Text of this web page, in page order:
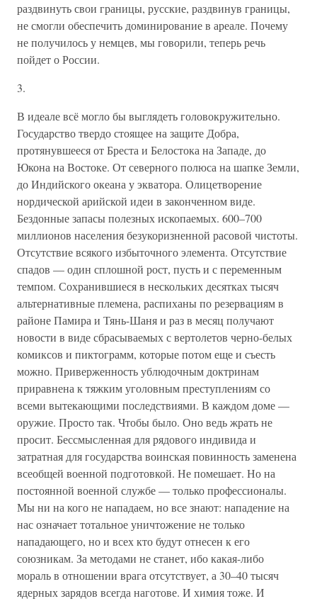
раздвинуть свои границы, русские, раздвинув границы,
не смогли обеспечить доминирование в ареале. Почему
не получилось у немцев, мы говорили, теперь речь
пойдет о России.
3.
В идеале всё могло бы выглядеть головокружительно.
Государство твердо стоящее на защите Добра,
протянувшееся от Бреста и Белостока на Западе, до
Юкона на Востоке. От северного полюса на шапке Земли,
до Индийского океана у экватора. Олицетворение
нордической арийской идеи в законченном виде.
Бездонные запасы полезных ископаемых. 600–700
миллионов населения безукоризненной расовой чистоты.
Отсутствие всякого избыточного элемента. Отсутствие
спадов — один сплошной рост, пусть и с переменным
темпом. Сохранившиеся в нескольких десятках тысяч
альтернативные племена, распиханы по резервациям в
районе Памира и Тянь-Шаня и раз в месяц получают
новости в виде сбрасываемых с вертолетов черно-белых
комиксов и пиктограмм, которые потом еще и съесть
можно. Приверженность ублюдочным доктринам
приравнена к тяжким уголовным преступлениям со
всеми вытекающими последствиями. В каждом доме —
оружие. Просто так. Чтобы было. Оно ведь жрать не
просит. Бессмысленная для рядового индивида и
затратная для государства воинская повинность заменена
всеобщей военной подготовкой. Не помешает. Но на
постоянной военной службе — только профессионалы.
Мы ни на кого не нападаем, но все знают: нападение на
нас означает тотальное уничтожение не только
нападающего, но и всех кто будут отнесен к его
союзникам. За методами не станет, ибо какая-либо
мораль в отношении врага отсутствует, а 30–40 тысяч
ядерных зарядов всегда наготове. И химия тоже. И